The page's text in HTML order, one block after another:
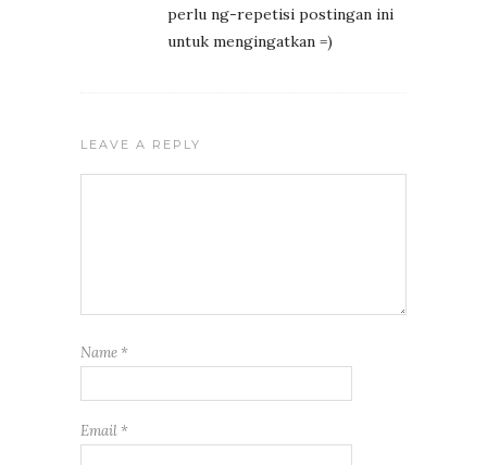
perlu ng-repetisi postingan ini
untuk mengingatkan =)
LEAVE A REPLY
Name *
Email *